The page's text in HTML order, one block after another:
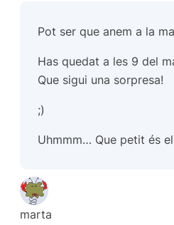
Pot ser que anem a la
Has quedat a les 9 del
Que sigui una sorpresa!
;)
Uhmmm… Que petit és
marta